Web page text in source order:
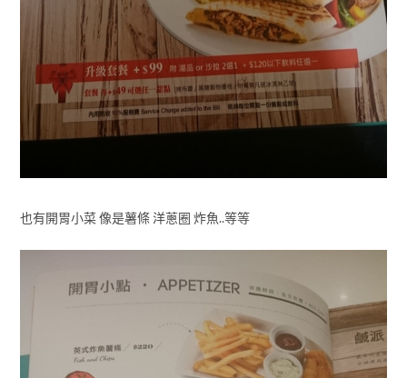
也有開胃小菜 像是薯條 洋蔥圈 炸魚..等等